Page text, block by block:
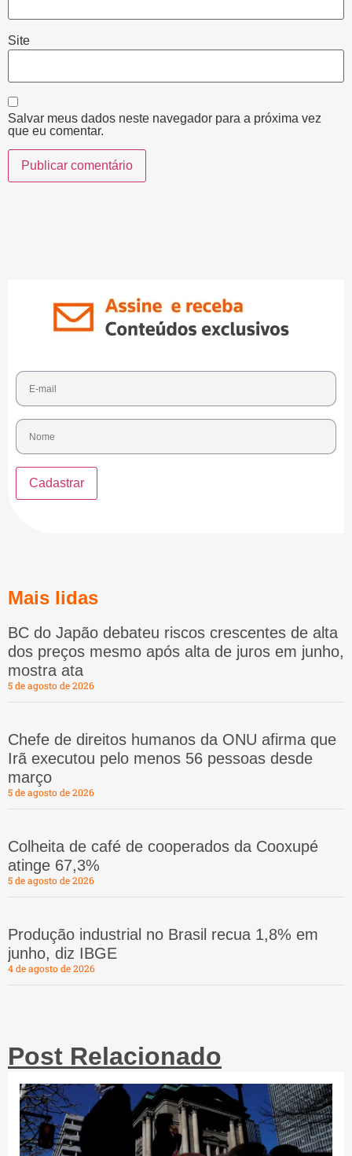
Site
Salvar meus dados neste navegador para a próxima vez
que eu comentar.
Mais lidas
BC do Japão debateu riscos crescentes de alta
dos preços mesmo após alta de juros em junho,
mostra ata
5 de agosto de 2026
Chefe de direitos humanos da ONU afirma que
Irã executou pelo menos 56 pessoas desde
março
5 de agosto de 2026
Colheita de café de cooperados da Cooxupé
atinge 67,3%
5 de agosto de 2026
Produção industrial no Brasil recua 1,8% em
junho, diz IBGE
4 de agosto de 2026
Post Relacionado